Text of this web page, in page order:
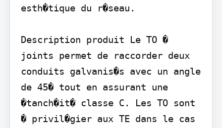
esth�tique du r�seau.
Description produit Le TO �
joints permet de raccorder deux
conduits galvanis�s avec un angle
de 45� tout en assurant une
�tanch�it� classe C. Les TO sont
� privil�gier aux TE dans le cas